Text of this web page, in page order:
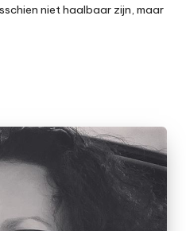
niet haalbaar zijn, maar